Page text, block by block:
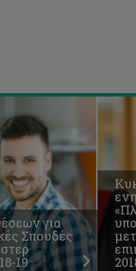
για
Σπουδές
19